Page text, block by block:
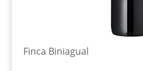
Finca Biniagual